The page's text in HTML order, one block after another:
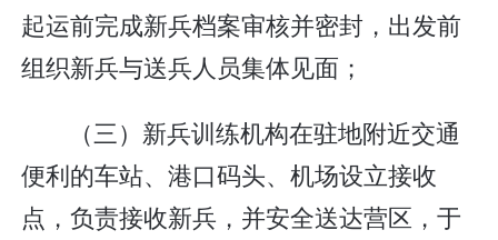
起运前完成新兵档案审核并密封，出发前
组织新兵与送兵人员集体见面；
（三）新兵训练机构在驻地附近交通
便利的车站、港口码头、机场设立接收
点，负责接收新兵，并安全送达营区，于